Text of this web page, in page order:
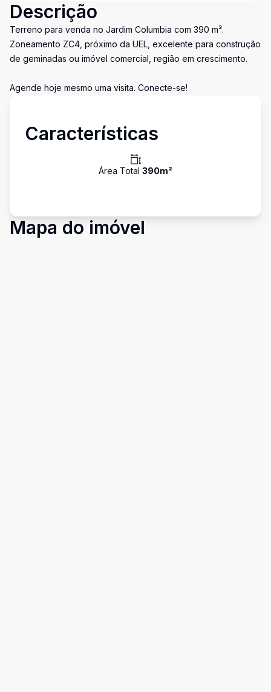
Descrição
Terreno para venda no Jardim Columbia com 390 m².
Zoneamento ZC4, próximo da UEL, excelente para construção
de geminadas ou imóvel comercial, região em crescimento.
Agende hoje mesmo uma visita. Conecte-se!
Características
Área Total 390m²
Mapa do imóvel